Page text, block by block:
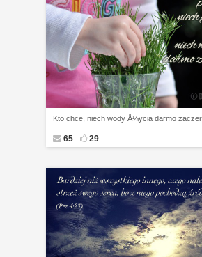
Kto chce, niech wody Å¼ycia darmo
65 29